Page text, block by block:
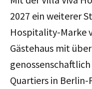
2027 ein weiterer
Hospitality-Marke
Gästehaus mit
Quartiers in Berlin-